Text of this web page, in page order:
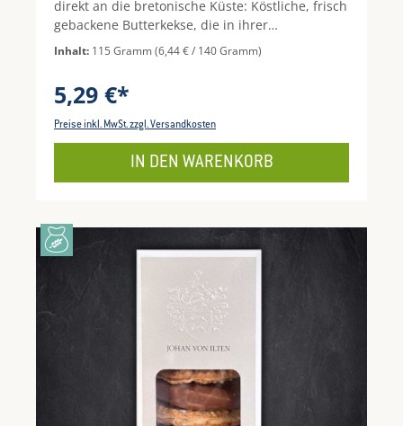
direkt an die bretonische Küste: Köstliche, frisch
gebackene Butterkekse, die in ihrer
ursprünglichen Form kleinen Kieselsteinen
ihrem feinen Buttergeschmack und ihrer zart-
knusprigen Textur sind sie ein echtes Stück
Highlight zu Kaffee, Tee oder als Genussmoment
Geschmackserlebnis, das Erinnerungen an
frische Meeresbrisen und Urlaub weckt.Erleben
Sie mit Filet Bleu Butterkeks Quimper
französische Backkunst und ein Stück Bretagne
Inhalt: 115 Gramm(6,44 € / 140 Gramm)
5,29 €*
Preise inkl. MwSt. zzgl. Versandkosten
IN DEN WARENKORB